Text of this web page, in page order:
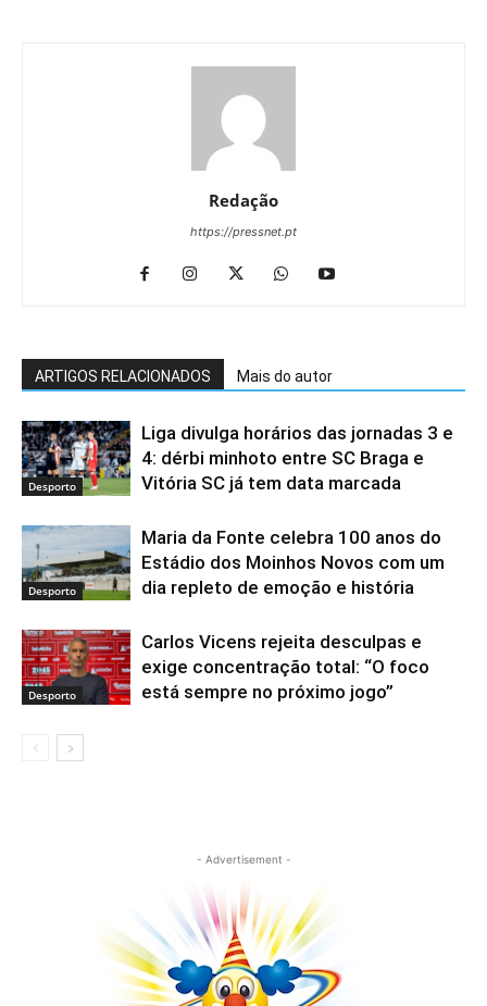
Redação
https://pressnet.pt
ARTIGOS RELACIONADOS Mais do autor
Desporto
Liga divulga horários das jornadas 3 e
4: dérbi minhoto entre SC Braga e
Vitória SC já tem data marcada
Desporto
Maria da Fonte celebra 100 anos do
Estádio dos Moinhos Novos com um
dia repleto de emoção e história
Desporto
Carlos Vicens rejeita desculpas e
exige concentração total: “O foco
está sempre no próximo jogo”
- Advertisement -